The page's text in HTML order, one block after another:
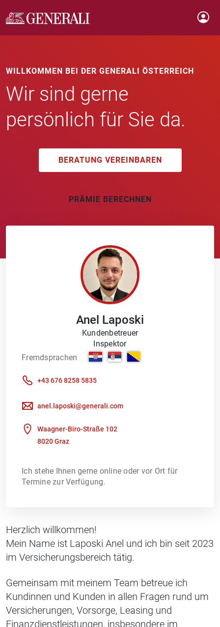
WILLKOMMEN BEI DER GENERALI ÖSTERREICH
Wir sind gerne
persönlich für Sie da.
BERATUNG VEREINBAREN
PRÄMIE BERECHNEN
Anel Laposki
Kundenbetreuer
Inspektor
Fremdsprachen
+43 676 8258 5835
anel.laposki@generali.com
Waagner-Biro-Straße 102
8020 Graz
Ich stehe Ihnen gerne online oder vor Ort für
Termine zur Verfügung.
Herzlich willkommen!
Mein Name ist Laposki Anel und ich bin seit 2023
im Versicherungsbereich tätig.
Gemeinsam mit meinem Team betreue ich
Kundinnen und Kunden in allen Fragen rund um
Versicherungen, Vorsorge, Leasing und
Finanzdienstleistungen, insbesondere im